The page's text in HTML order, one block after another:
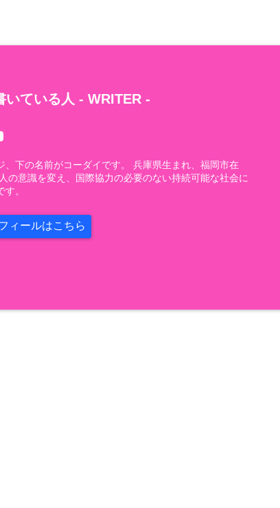
いている人 - WRITER -
、下の名前がコーダイです。 兵庫県生まれ、福岡市在
の意識を変え、国際協力の必要のない持続可能な社会に
。
ィールはこちら